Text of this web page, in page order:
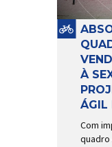
À
ÁGIL
Com
quadro